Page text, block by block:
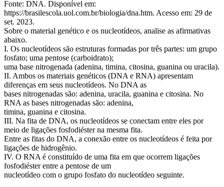
Fonte: DNA. Disponível em:
https://brasilescola.uol.com.br/biologia/dna.htm. Acesso em: 29 de
set. 2023.
Sobre o material genético e os nucleotídeos, analise as afirmativas
abaixo.
I. Os nucleotídeos são estruturas formadas por três partes: um grupo
fosfato; uma pentose (carboidrato);
uma base nitrogenada (adenina, timina, citosina, guanina ou uracila).
II. Ambos os materiais genéticos (DNA e RNA) apresentam
diferenças em seus nucleotídeos. No DNA as
bases nitrogenadas são: adenina, uracila, guanina e citosina. No
RNA as bases nitrogenadas são: adenina,
timina, guanina e citosina.
III. Na fita de DNA, os nucleotídeos se conectam entre eles por
meio de ligações fosfodiéster na mesma fita.
Entre as fitas do DNA, a conexão entre os nucleotídeos é feita por
ligações de hidrogênio.
IV. O RNA é constituído de uma fita em que ocorrem ligações
fosfodiéster entre a pentose de um
nucleotídeo com o grupo fosfato do nucleotídeo seguinte.